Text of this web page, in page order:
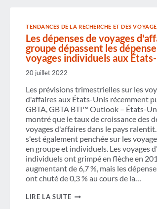
TENDANCES DE LA RECHERCHE ET DES
Les dépenses de voyages
groupe dépassent les
voyages individuels aux
20 juillet 2022
Les prévisions trimestrielles sur les
d'affaires aux États-Unis récemment
GBTA, GBTA BTI™ Outlook – États-
montré que le taux de croissance des
voyages d'affaires dans le pays
s'est également penchée sur les
en groupe et individuels. Les voyages
individuels ont grimpé en flèche en
augmentant de 6,7 %, mais les
ont chuté de 0,3 % au cours de la…
LIRE LA SUITELES